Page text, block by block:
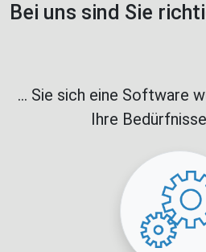
Bei uns sind Sie
... Sie sich eine Software
Ihre